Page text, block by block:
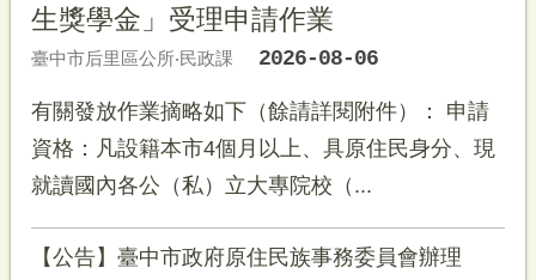
生獎學金」受理申請作業
臺中市后里區公所‧民政課 2026-08-06
有關發放作業摘略如下（餘請詳閱附件）： 申請
資格：凡設籍本市4個月以上、具原住民身分、現
就讀國內各公（私）立大專院校（...
【公告】臺中市政府原住民族事務委員會辦理